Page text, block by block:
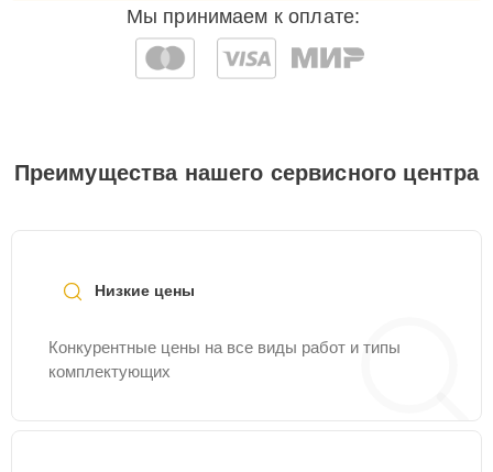
Мы принимаем к оплате:
Преимущества нашего сервисного центра
Низкие цены
Конкурентные цены на все виды работ и типы
комплектующих